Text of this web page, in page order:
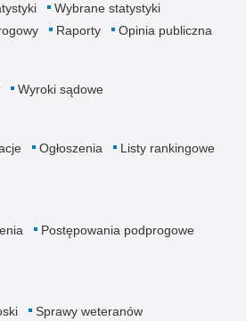
Wybrane statystyki
Raporty Opinia publiczna
Wyroki sądowe
Ogłoszenia
Listy rankingowe
Postępowania podprogowe
Sprawy weteranów